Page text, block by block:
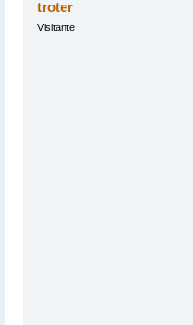
troter
Visitante